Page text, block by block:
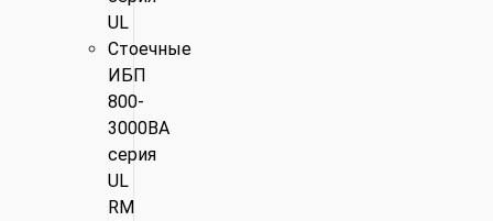
UL
Стоечные
ИБП
800-
3000ВА
серия
UL
RM